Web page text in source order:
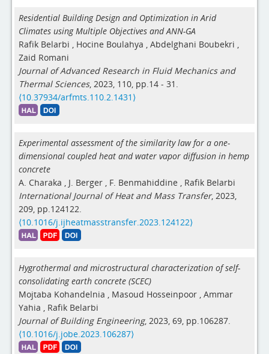
Residential Building Design and Optimization in Arid
Climates using Multiple Objectives and ANN-GA
Rafik Belarbi , Hocine Boulahya , Abdelghani Boubekri ,
Zaid Romani
Journal of Advanced Research in Fluid Mechanics and
Thermal Sciences, 2023, 110, pp.14 - 31.
⟨10.37934/arfmts.110.2.1431⟩
Experimental assessment of the similarity law for a one-
dimensional coupled heat and water vapor diffusion in hemp
concrete
A. Charaka , J. Berger , F. Benmahiddine , Rafik Belarbi
International Journal of Heat and Mass Transfer, 2023,
209, pp.124122.
⟨10.1016/j.ijheatmasstransfer.2023.124122⟩
Hygrothermal and microstructural characterization of self-
consolidating earth concrete (SCEC)
Mojtaba Kohandelnia , Masoud Hosseinpoor , Ammar
Yahia , Rafik Belarbi
Journal of Building Engineering, 2023, 69, pp.106287.
⟨10.1016/j.jobe.2023.106287⟩